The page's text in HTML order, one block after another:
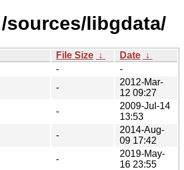
sources/libgdata/
File Size ↓ Date ↓
-
-
-
2012-Mar-
12 09:27
-
2009-Jul-14
13:53
-
2014-Aug-
09 17:42
-
2019-May-
16 23:55